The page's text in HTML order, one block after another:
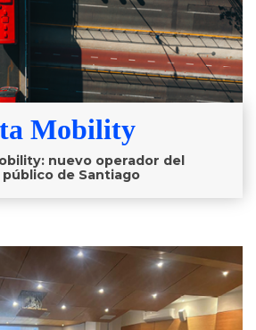
Mobility
nuevo operador del
de Santiago